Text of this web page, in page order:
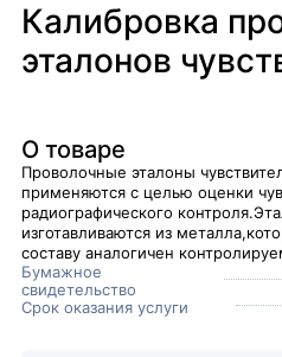
Калибровка
эталонов
О товаре
Проволочные эталоны
применяются с целью оценки
радиографического
изготавливаются из
составу аналогичен
Бумажное
свидетельство
Срок оказания услуги